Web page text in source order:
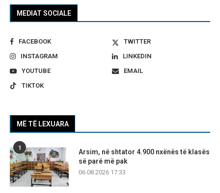
MEDIAT SOCIALE
FACEBOOK
TWITTER
INSTAGRAM
LINKEDIN
YOUTUBE
EMAIL
TIKTOK
MË TË LEXUARA
1
Arsim, në shtator 4.900 nxënës të klasës
së parë më pak
06.08.2026 17:33